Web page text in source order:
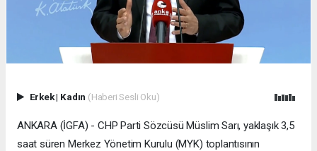
Erkek| Kadın (Haberi Sesli Oku)
ANKARA (İGFA) - CHP Parti Sözcüsü Müslim Sarı, yaklaşık 3,5
saat süren Merkez Yönetim Kurulu (MYK) toplantısının